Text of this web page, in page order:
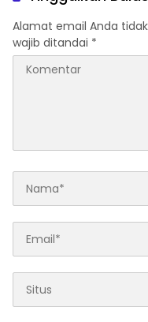
Alamat email Anda
wajib ditandai *